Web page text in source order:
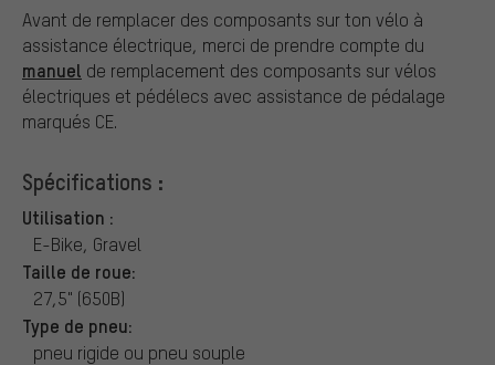
Avant de remplacer des composants sur ton vélo à
assistance électrique, merci de prendre compte du
manuel de remplacement des composants sur vélos
électriques et pédélecs avec assistance de pédalage
marqués CE.
Spécifications :
Utilisation :
E-Bike, Gravel
Taille de roue:
27,5" (650B)
Type de pneu:
pneu rigide ou pneu souple